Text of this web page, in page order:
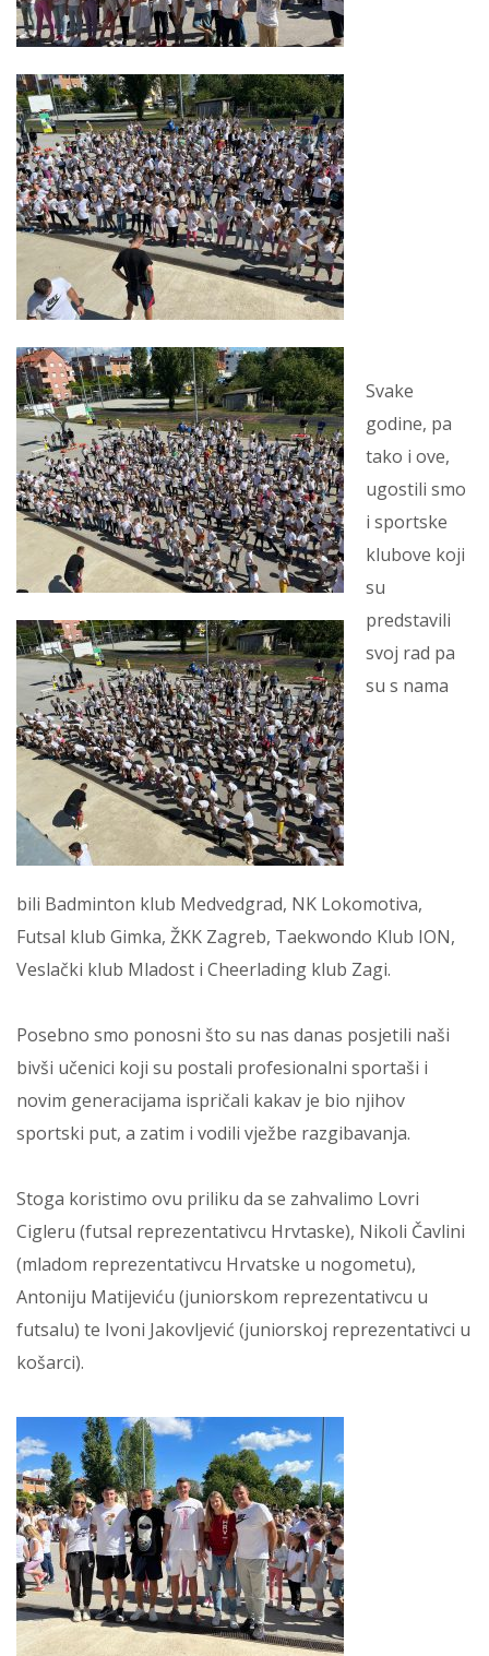
Svake
godine, pa
tako i ove,
ugostili smo
i sportske
klubove koji
su
predstavili
svoj rad pa
su s nama
bili Badminton klub Medvedgrad, NK Lokomotiva,
Futsal klub Gimka, ŽKK Zagreb, Taekwondo Klub ION,
Veslački klub Mladost i Cheerlading klub Zagi.
Posebno smo ponosni što su nas danas posjetili naši
bivši učenici koji su postali profesionalni sportaši i
novim generacijama ispričali kakav je bio njihov
sportski put, a zatim i vodili vježbe razgibavanja.
Stoga koristimo ovu priliku da se zahvalimo Lovri
Cigleru (futsal reprezentativcu Hrvtaske), Nikoli Čavlini
(mladom reprezentativcu Hrvatske u nogometu),
Antoniju Matijeviću (juniorskom reprezentativcu u
futsalu) te Ivoni Jakovljević (juniorskoj reprezentativci u
košarci).